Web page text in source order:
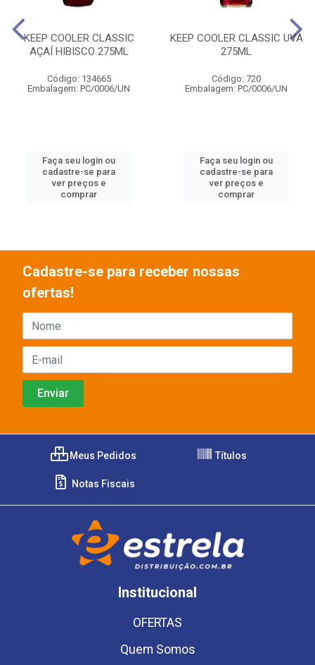
KEEP COOLER CLASSIC
AÇAÍ HIBISCO 275ML
Código: 134665
Embalagem: PC/0006/UN
Faça seu login ou
cadastre-se para
ver preços e
comprar
KEEP COOLER CLASSIC UVA
275ML
Código: 720
Embalagem: PC/0006/UN
Faça seu login ou
cadastre-se para
ver preços e
comprar
Cadastre-se para receber nossas
ofertas!
Meus Pedidos Títulos
Notas Fiscais
Institucional
OFERTAS
Quem Somos